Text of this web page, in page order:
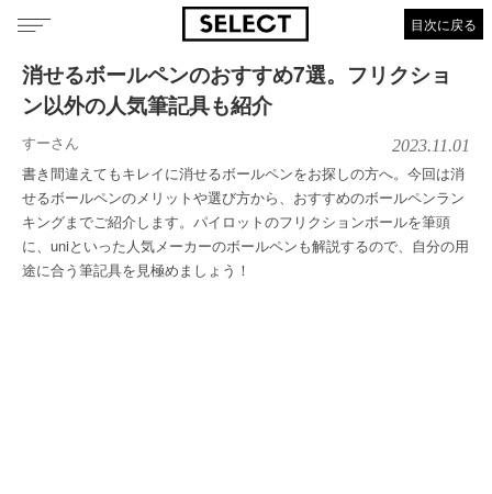
目次に戻る
消せるボールペンのおすすめ7選。フリクショ
ン以外の人気筆記具も紹介
すーさん 2023.11.01
書き間違えてもキレイに消せるボールペンをお探しの方へ。今回は消
せるボールペンのメリットや選び方から、おすすめのボールペンラン
キングまでご紹介します。パイロットのフリクションボールを筆頭
に、uniといった人気メーカーのボールペンも解説するので、自分の用
途に合う筆記具を見極めましょう！